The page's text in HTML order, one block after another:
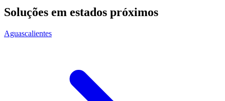
Soluções em estados próximos
Aguascalientes